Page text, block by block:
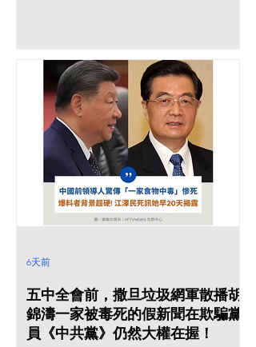
五中全會前，撒旦垃圾網軍散播胡
錦濤一家被毒死的假新聞在欺騙黨
員《中共黨》仍然大權在握！
6天前